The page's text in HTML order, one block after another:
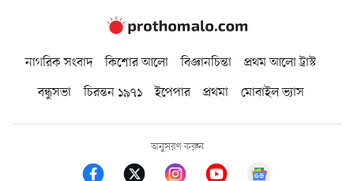
নাগরিক সংবাদ কিশোর আলো বিজ্ঞানচিন্তা
প্রথম আলো ট্রাস্ট
বন্ধুসভা
চিরন্তন ১৯৭১ ইপেপার প্রথমা মোবাইল ভ্যাস
অনুসরণ করুন